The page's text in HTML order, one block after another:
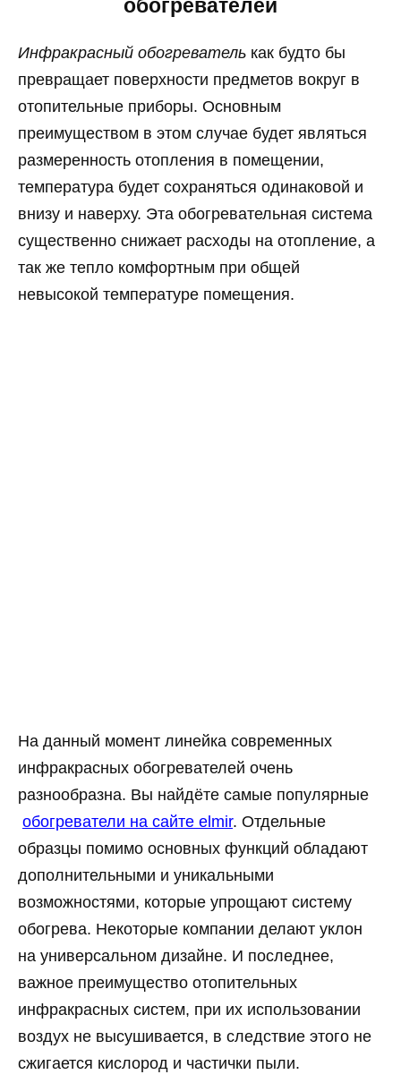
обогревателей
Инфракрасный обогреватель как будто бы
превращает поверхности предметов вокруг в
отопительные приборы. Основным
преимуществом в этом случае будет являться
размеренность отопления в помещении,
температура будет сохраняться одинаковой и
внизу и наверху. Эта обогревательная система
существенно снижает расходы на отопление, а
так же тепло комфортным при общей
невысокой температуре помещения.
На данный момент линейка современных
инфракрасных обогревателей очень
разнообразна. Вы найдёте самые популярные
обогреватели на сайте elmir. Отдельные
образцы помимо основных функций обладают
дополнительными и уникальными
возможностями, которые упрощают систему
обогрева. Некоторые компании делают уклон
на универсальном дизайне. И последнее,
важное преимущество отопительных
инфракрасных систем, при их использовании
воздух не высушивается, в следствие этого не
сжигается кислород и частички пыли.